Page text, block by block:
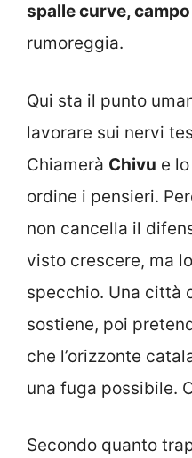
spalle curve,
rumoreggia.
Qui sta il punto
lavorare sui nervi
Chiamerà Chivu e
ordine i pensieri.
non cancella il
visto crescere, ma
specchio. Una città
sostiene, poi
che l’orizzonte
una fuga possibile.
Secondo quanto